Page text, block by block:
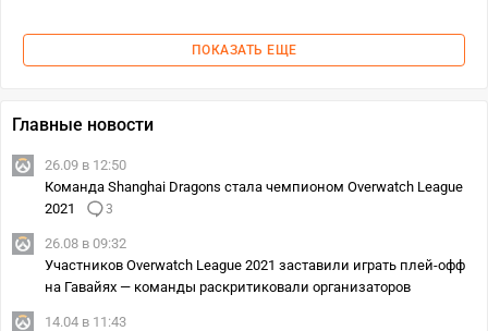
ПОКАЗАТЬ ЕЩЕ
Главные новости
26.09 в 12:50
Команда Shanghai Dragons стала чемпионом Overwatch League
2021
3
26.08 в 09:32
Участников Overwatch League 2021 заставили играть плей-офф
на Гавайях — команды раскритиковали организаторов
14.04 в 11:43